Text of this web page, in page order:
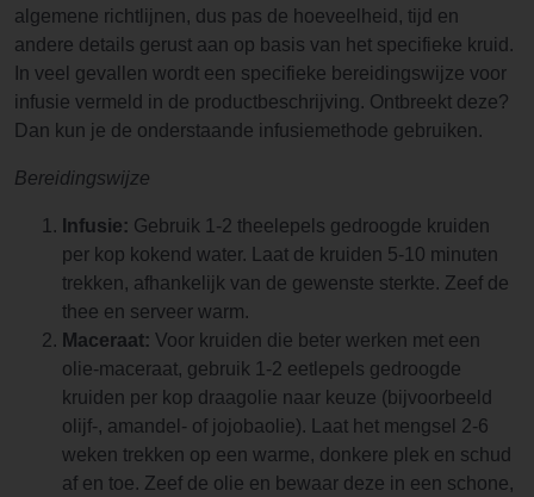
algemene richtlijnen, dus pas de hoeveelheid, tijd en
andere details gerust aan op basis van het specifieke kruid.
In veel gevallen wordt een specifieke bereidingswijze voor
infusie vermeld in de productbeschrijving. Ontbreekt deze?
Dan kun je de onderstaande infusiemethode gebruiken.
Bereidingswijze
Infusie: Gebruik 1-2 theelepels gedroogde kruiden
per kop kokend water. Laat de kruiden 5-10 minuten
trekken, afhankelijk van de gewenste sterkte. Zeef de
thee en serveer warm.
Maceraat: Voor kruiden die beter werken met een
olie-maceraat, gebruik 1-2 eetlepels gedroogde
kruiden per kop draagolie naar keuze (bijvoorbeeld
olijf-, amandel- of jojobaolie). Laat het mengsel 2-6
weken trekken op een warme, donkere plek en schud
af en toe. Zeef de olie en bewaar deze in een schone,